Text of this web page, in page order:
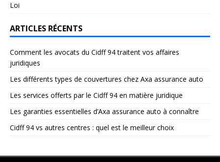
Loi
ARTICLES RÉCENTS
Comment les avocats du Cidff 94 traitent vos affaires
juridiques
Les différents types de couvertures chez Axa assurance auto
Les services offerts par le Cidff 94 en matière juridique
Les garanties essentielles d’Axa assurance auto à connaître
Cidff 94 vs autres centres : quel est le meilleur choix